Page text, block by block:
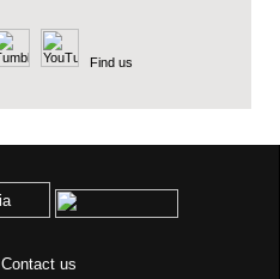
Find us
Contact us